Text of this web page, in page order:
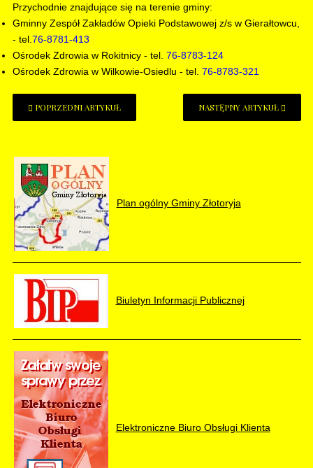
Przychodnie znajdujące się na terenie gminy:
Gminny Zespół Zakładów Opieki Podstawowej z/s w Gierałtowcu,
- tel. 76-8781-413
Ośrodek Zdrowia w Rokitnicy - tel. 76-8783-124
Ośrodek Zdrowia w Wilkowie-Osiedlu - tel. 76-8783-321
POPRZEDNI ARTYKUŁ NASTĘPNY ARTYKUŁ
Plan ogólny Gminy Złotoryja
Biuletyn Informacji Publicznej
Elektroniczne Biuro Obsługi Klienta